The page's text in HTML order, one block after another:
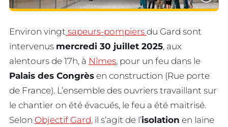
Environ vingt sapeurs-pompiers du Gard sont
intervenus mercredi 30 juillet 2025, aux
alentours de 17h, à Nîmes, pour un feu dans le
Palais des Congrès en construction (Rue porte
de France). L’ensemble des ouvriers travaillant sur
le chantier on été évacués, le feu a été maitrisé.
Selon Objectif Gard, il s’agit de l’isolation en laine